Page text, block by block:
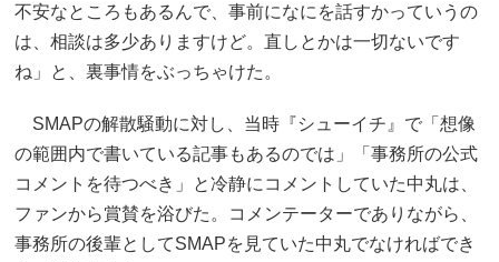
不安なところもあるんで、事前になにを話すかっていうの
は、相談は多少ありますけど。直しとかは一切ないです
ね」と、裏事情をぶっちゃけた。
SMAPの解散騒動に対し、当時『シューイチ』で「想像
の範囲内で書いている記事もあるのでは」「事務所の公式
コメントを待つべき」と冷静にコメントしていた中丸は、
ファンから賞賛を浴びた。コメンテーターでありながら、
事務所の後輩としてSMAPを見ていた中丸でなければでき